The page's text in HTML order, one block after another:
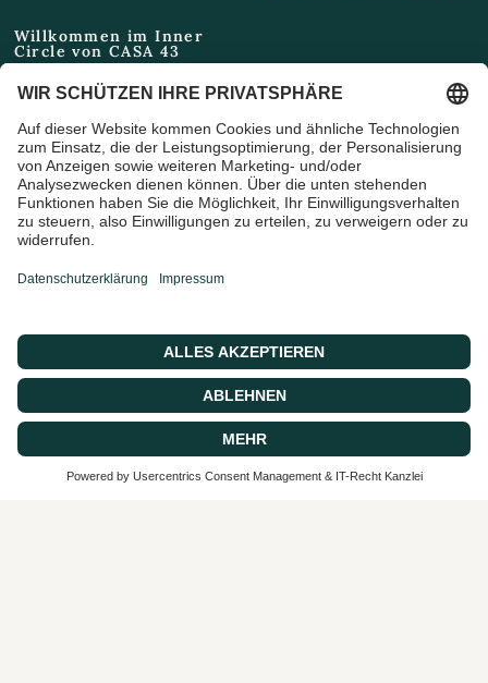
Willkommen im Inner
Circle von CASA 43
Email
Ich bin damit einverstanden,
Marketing-E-Mails und
Sonderangebote zu erhalten
© 2026 CASA 43 Concept, Powered by shopify